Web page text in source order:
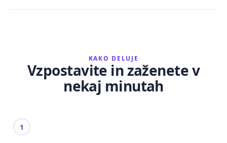
KAKO DELUJE
Vzpostavite in zaženete v
nekaj minutah
1